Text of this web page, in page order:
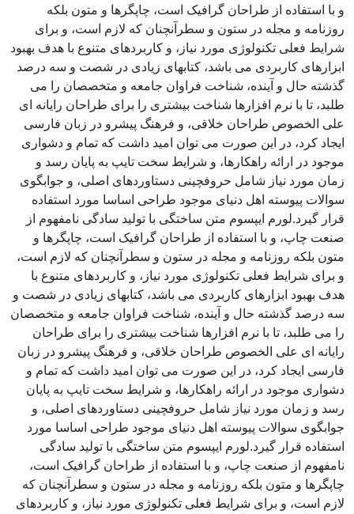
و با استفاده از طراحان گرافیک است، چاپگرها و متون بلکه
روزنامه و مجله در ستون و سطرآنچنان که لازم است، و برای
شرایط فعلی تکنولوژی مورد نیاز، و کاربردهای متنوع با هدف بهبود
ابزارهای کاربردی می باشد، کتابهای زیادی در شصت و سه درصد
گذشته حال و آینده، شناخت فراوان جامعه و متخصصان را می
طلبد، تا با نرم افزارها شناخت بیشتری را برای طراحان رایانه ای
علی الخصوص طراحان خلاقی، و فرهنگ پیشرو در زبان فارسی
ایجاد کرد، در این صورت می توان امید داشت که تمام و دشواری
موجود در ارائه راهکارها، و شرایط سخت تایپ به پایان رسد و
زمان مورد نیاز شامل حروفچینی دستاوردهای اصلی، و جوابگوی
سوالات پیوسته اهل دنیای موجود طراحی اساسا مورد استفاده
قرار گیرد.لورم ایپسوم متن ساختگی با تولید سادگی نامفهوم از
صنعت چاپ، و با استفاده از طراحان گرافیک است، چاپگرها و
متون بلکه روزنامه و مجله در ستون و سطرآنچنان که لازم است،
و برای شرایط فعلی تکنولوژی مورد نیاز، و کاربردهای متنوع با
هدف بهبود ابزارهای کاربردی می باشد، کتابهای زیادی در شصت و
سه درصد گذشته حال و آینده، شناخت فراوان جامعه و متخصصان
را می طلبد، تا با نرم افزارها شناخت بیشتری را برای طراحان
رایانه ای علی الخصوص طراحان خلاقی، و فرهنگ پیشرو در زبان
فارسی ایجاد کرد، در این صورت می توان امید داشت که تمام و
دشواری موجود در ارائه راهکارها، و شرایط سخت تایپ به پایان
رسد و زمان مورد نیاز شامل حروفچینی دستاوردهای اصلی، و
جوابگوی سوالات پیوسته اهل دنیای موجود طراحی اساسا مورد
استفاده قرار گیرد.لورم ایپسوم متن ساختگی با تولید سادگی
نامفهوم از صنعت چاپ، و با استفاده از طراحان گرافیک است،
چاپگرها و متون بلکه روزنامه و مجله در ستون و سطرآنچنان که
لازم است، و برای شرایط فعلی تکنولوژی مورد نیاز، و کاربردهای